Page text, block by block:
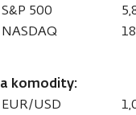
S&P 500
NASDAQ
a komodity:
EUR/USD